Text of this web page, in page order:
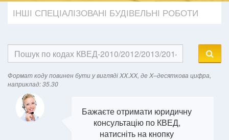
ІНШІ СПЕЦІАЛІЗОВАНІ БУДІВЕЛЬНІ РОБОТИ
Формат кодy повинен бути у вигляді XX.XX, де X–десяткова цифра,
наприклад: 35.30
Бажаєте отримати юридичну
консультацію по КВЕД,
натисніть на кнопку